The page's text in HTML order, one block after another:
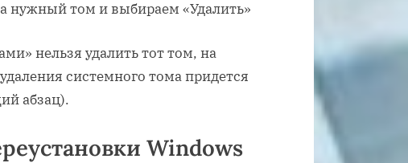
том и выбираем «Удалить»
нельзя удалить тот том, на
системного тома придется
абзац).
Windows